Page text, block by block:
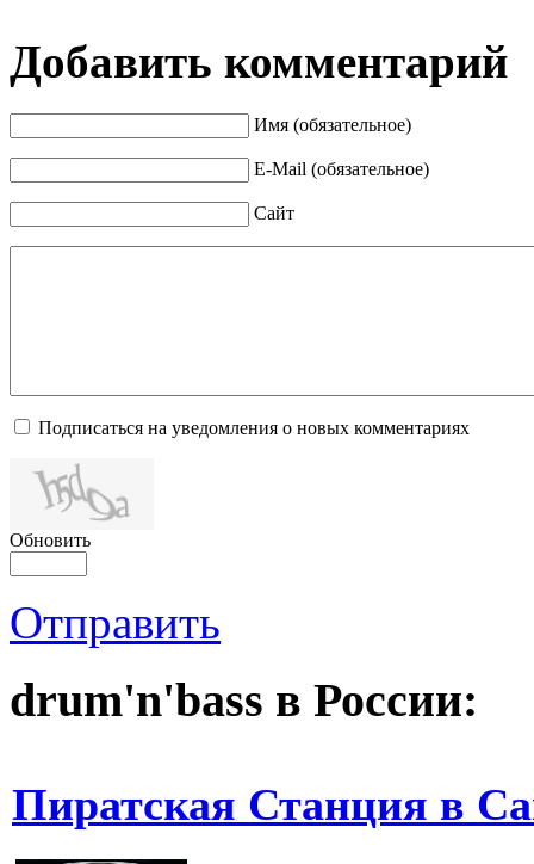
Добавить комментарий
Имя (обязательное)
E-Mail (обязательное)
Сайт
Подписаться на уведомления о новых комментариях
Обновить
Отправить
drum'n'bass в России:
Пиратская Станция в